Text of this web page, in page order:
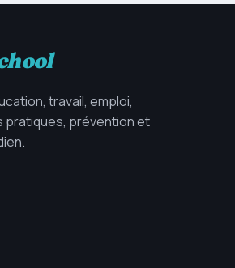
travail, emploi,
pratiques, prévention et